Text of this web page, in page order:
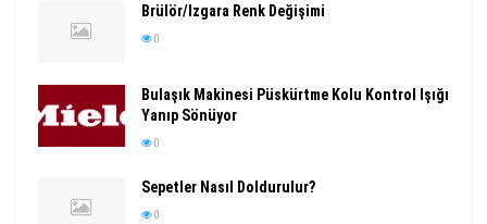
Brülör/Izgara Renk Değişimi
0
Bulaşık Makinesi Püskürtme Kolu Kontrol Işığı
Yanıp Sönüyor
0
Sepetler Nasıl Doldurulur?
0